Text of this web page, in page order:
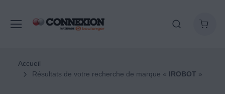
Accueil
Résultats de votre recherche de marque « IROBOT »